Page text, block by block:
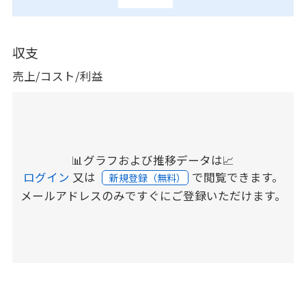
収支
売上/コスト/利益
📊グラフおよび推移データは📈
ログイン 又は 新規登録（無料） で閲覧できます。
メールアドレスのみですぐにご登録いただけます。